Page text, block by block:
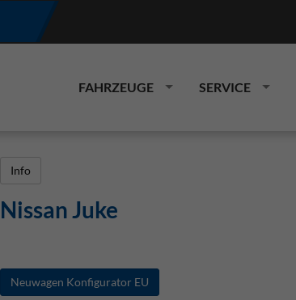
FAHRZEUGE SERVICE
Info
Nissan Juke
Neuwagen Konfigurator EU